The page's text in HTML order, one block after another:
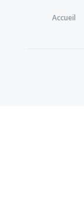
Accueil